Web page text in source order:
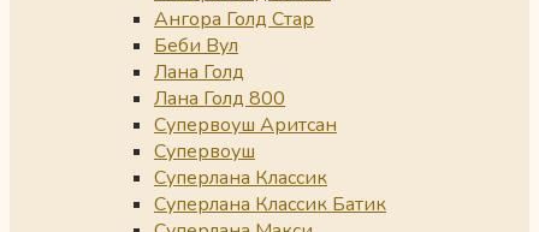
Ангора Голд Стар
Беби Вул
Лана Голд
Лана Голд 800
Супервоуш Аритсан
Супервоуш
Суперлана Классик
Суперлана Классик Батик